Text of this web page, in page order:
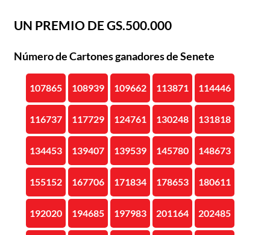
UN PREMIO DE GS.500.000
Número de Cartones ganadores de Senete
107865 108939 109662 113871 114446
116737 117729 124761 130248 131818
134453 139407 139539 145780 148673
155152 167706 171834 178653 180611
192020 194685 197983 201164 202485